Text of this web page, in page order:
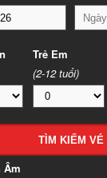
Trẻ Em
(2-12 tuổi)
Âm